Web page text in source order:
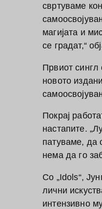
свртуваме
магијата и
се градат,“
Првиот сингл
новото
Покрај
настапите.
патуваме, да
нема да го
Со „Idols“,
лични
интензивно